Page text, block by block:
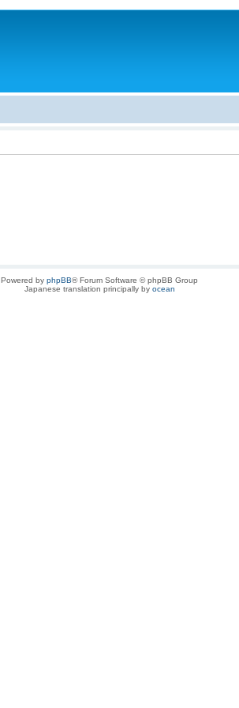
Powered by phpBB® Forum Software © phpBB Group
Japanese translation principally by ocean